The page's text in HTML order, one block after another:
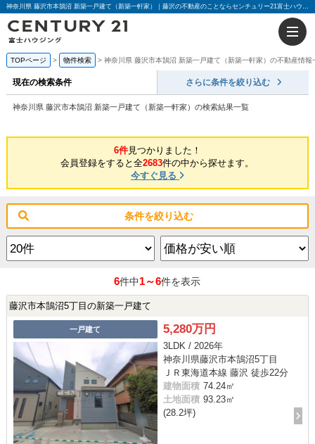
神奈川県 藤沢市本鵠沼 新築一戸建て（新築一軒家）｜藤沢の不動産のことならセンチュリー21富士ハウジング
TOPページ 物件検索 神奈川県 藤沢市本鵠沼 新築一戸建て（新築一軒家）の不動産情報
現在の検索条件 さらに条件を絞り込む
神奈川県 藤沢市本鵠沼 新築一戸建て（新築一軒家）の検索結果一覧
6件見つかりました！
会員登録をすると全2683件の中から探せます。
今すぐ見る
条件を絞り込む
6件中1～6件を表示
藤沢市本鵠沼5丁目の新築一戸建て
一戸建て 5,280万円
3LDK / 2026年
神奈川県藤沢市本鵠沼5丁目
ＪＲ東海道本線 藤沢 徒歩22分
建物面積 74.24㎡
土地面積 93.23㎡
(28.2坪)